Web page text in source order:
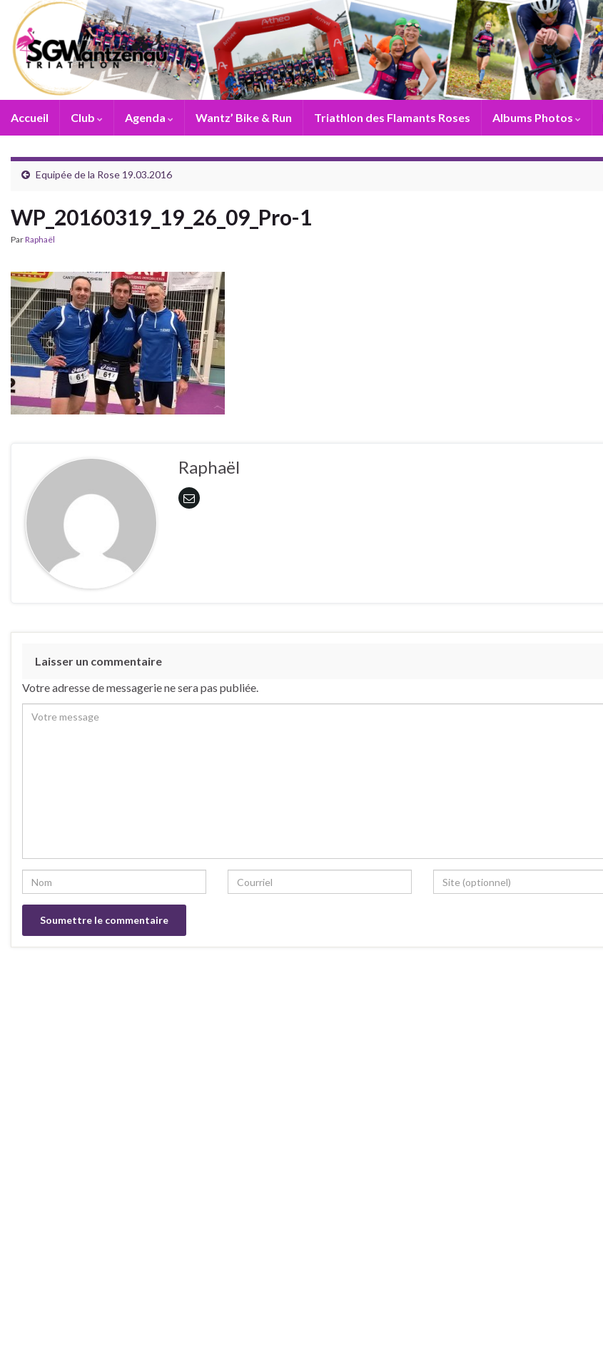
Accueil Club Agenda Wantz’ Bike & Run Triathlon des Flamants Roses Albums Photos
Equipée de la Rose 19.03.2016
WP_20160319_19_26_09_Pro-1
ParRaphaël
Raphaël
Laisser un commentaire
Votre adresse de messagerie ne sera pas publiée.